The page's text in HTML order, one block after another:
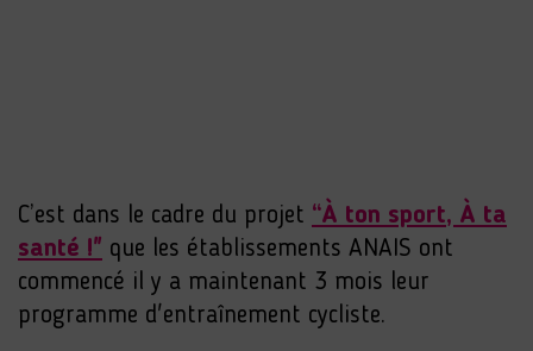
C’est dans le cadre du projet “À ton sport, À ta
santé !" que les établissements ANAIS ont
commencé il y a maintenant 3 mois leur
programme d'entraînement cycliste.